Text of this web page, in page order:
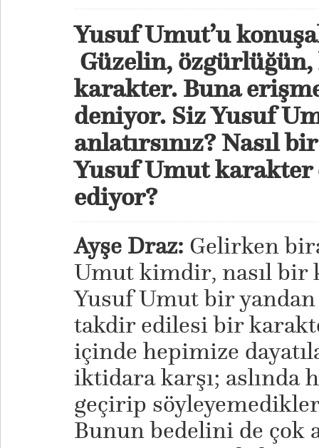
Yusuf Umut’u
Güzelin,
karakter. Buna
deniyor. Siz Yusuf
anlatırsınız? Nasıl
Yusuf Umut
ediyor?
Ayşe Draz: Gelirken
Umut kimdir, nasıl bir
Yusuf Umut bir
takdir edilesi bir
içinde hepimize
iktidara karşı; aslında
geçirip
Bunun bedelini de çok